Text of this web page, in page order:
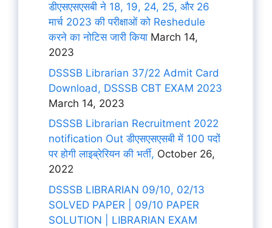
डीएसएसएसबी ने 18, 19, 24, 25, और 26
मार्च 2023 की परीक्षाओं को Reshedule
करने का नोटिस जारी किया March 14,
2023
DSSSB Librarian 37/22 Admit Card
Download, DSSSB CBT EXAM 2023
March 14, 2023
DSSSB Librarian Recruitment 2022
notification Out डीएसएसएसबी में 100 पदों
पर होगी लाइब्रेरियन की भर्ती, October 26,
2022
DSSSB LIBRARIAN 09/10, 02/13
SOLVED PAPER | 09/10 PAPER
SOLUTION | LIBRARIAN EXAM